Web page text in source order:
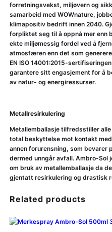
forretningsvekst, miljøvern og
samarbeid med WOWnature,
klimapositiv bedrift innen 2040.
forpliktet seg til å oppnå mer enn
ekte miljømessig fordel ved å
atmosfæren enn det som
EN ISO 14001:2015-
garantere sitt engasjement for å
av natur- og energiressurser.
Metallresirkulering
Metallemballasje tilfredsstiller
total beskyttelse mot kontakt
annen forurensning, som bevarer
dermed unngår avfall. Ambro-
om bruk av metallemballasje da
gjentatt resirkulering og drastisk
Related products